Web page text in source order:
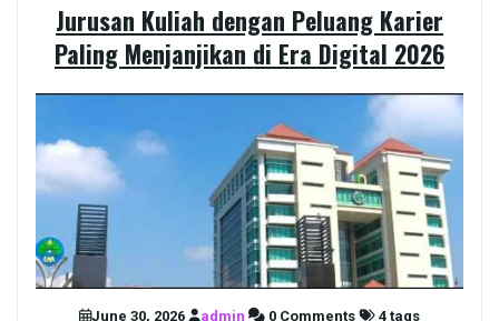
Jurusan Kuliah dengan Peluang Karier
Paling Menjanjikan di Era Digital 2026
June 30, 2026 admin 0 Comments 4 tags